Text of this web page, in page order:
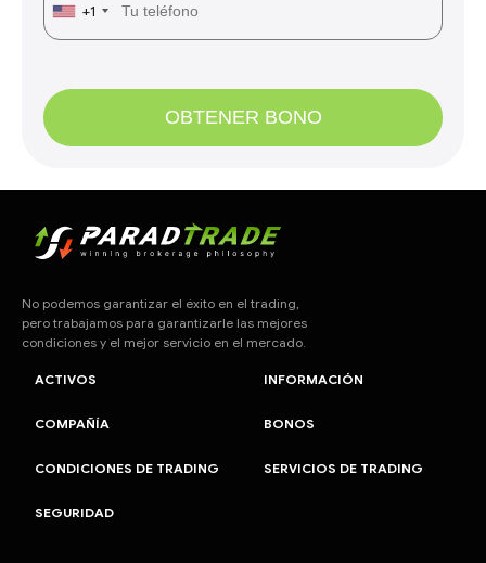
+1
OBTENER BONO
No podemos garantizar el éxito en el trading,
pero trabajamos para garantizarle las mejores
condiciones y el mejor servicio en el mercado.
ACTIVOS INFORMACIÓN
COMPAÑÍA BONOS
CONDICIONES DE TRADING SERVICIOS DE TRADING
SEGURIDAD